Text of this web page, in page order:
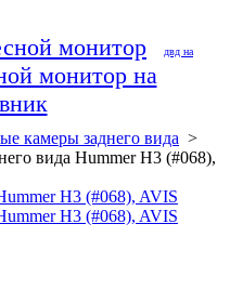
монитор двд на
монитор на
камеры заднего вида >
вида Hummer H3 (#068),